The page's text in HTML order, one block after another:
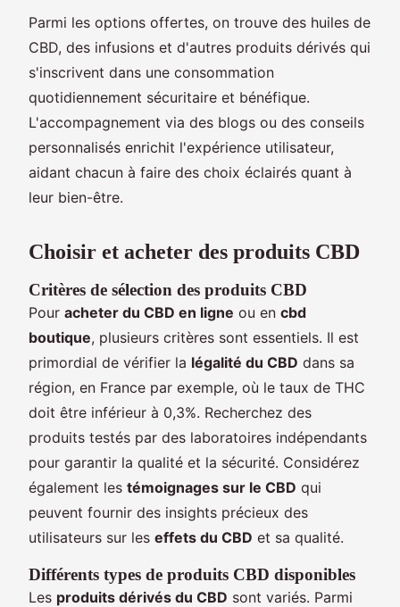
Parmi les options offertes, on trouve des huiles de
CBD, des infusions et d'autres produits dérivés qui
s'inscrivent dans une consommation
quotidiennement sécuritaire et bénéfique.
L'accompagnement via des blogs ou des conseils
personnalisés enrichit l'expérience utilisateur,
aidant chacun à faire des choix éclairés quant à
leur bien-être.
Choisir et acheter des produits CBD
Critères de sélection des produits CBD
Pour acheter du CBD en ligne ou en cbd
boutique, plusieurs critères sont essentiels. Il est
primordial de vérifier la légalité du CBD dans sa
région, en France par exemple, où le taux de THC
doit être inférieur à 0,3%. Recherchez des
produits testés par des laboratoires indépendants
pour garantir la qualité et la sécurité. Considérez
également les témoignages sur le CBD qui
peuvent fournir des insights précieux des
utilisateurs sur les effets du CBD et sa qualité.
Différents types de produits CBD disponibles
Les produits dérivés du CBD sont variés. Parmi